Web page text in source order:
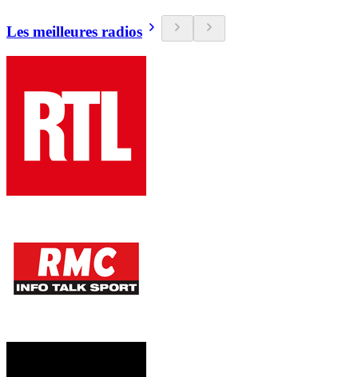
Les meilleures radios